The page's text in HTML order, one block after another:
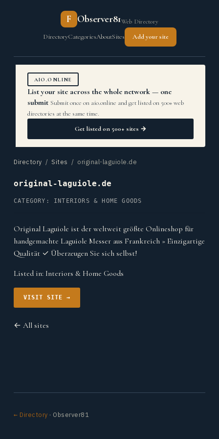
F Observer81Web Directory
DirectoryCategoriesAboutSites Add your site
AIO.ONLINE
List your site across the whole network — one
submit Submit once on aio.online and get listed on 500+ web
directories at the same time.
Get listed on 500+ sites →
Directory / Sites / original-laguiole.de
original-laguiole.de
CATEGORY: INTERIORS & HOME GOODS
Original Laguiole ist der weltweit größte Onlineshop für
handgemachte Laguiole Messer aus Frankreich » Einzigartige
Qualität ✓ Überzeugen Sie sich selbst!
Listed in: Interiors & Home Goods
VISIT SITE →
← All sites
← Directory · Observer81